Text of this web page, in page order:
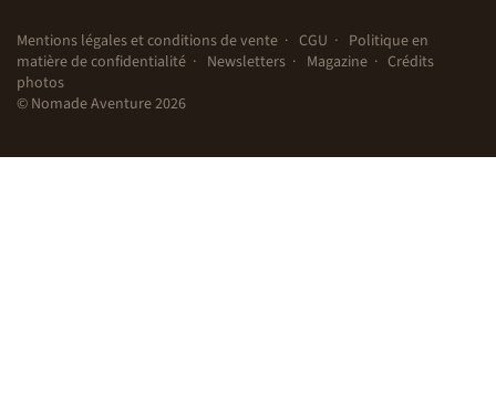
Mentions légales et conditions de vente CGU
Politique en
matière de confidentialité
Newsletters Magazine
Crédits
photos
© Nomade Aventure 2026